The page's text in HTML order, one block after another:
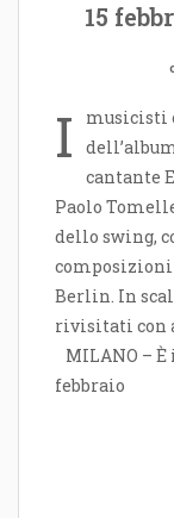
15
I
musicisti
cantante
Paolo
dello swing,
Berlin. In
rivisitati con
MILANO –
febbraio